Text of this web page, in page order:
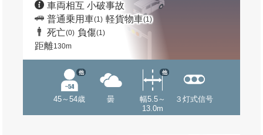
車両相互 小破事故
普通乗用車(1) 軽貨物車(1)
死亡(0) 負傷(1)
距離130m
45～54歳
他
曇
幅5.5～
13.0m
他
３灯式信号